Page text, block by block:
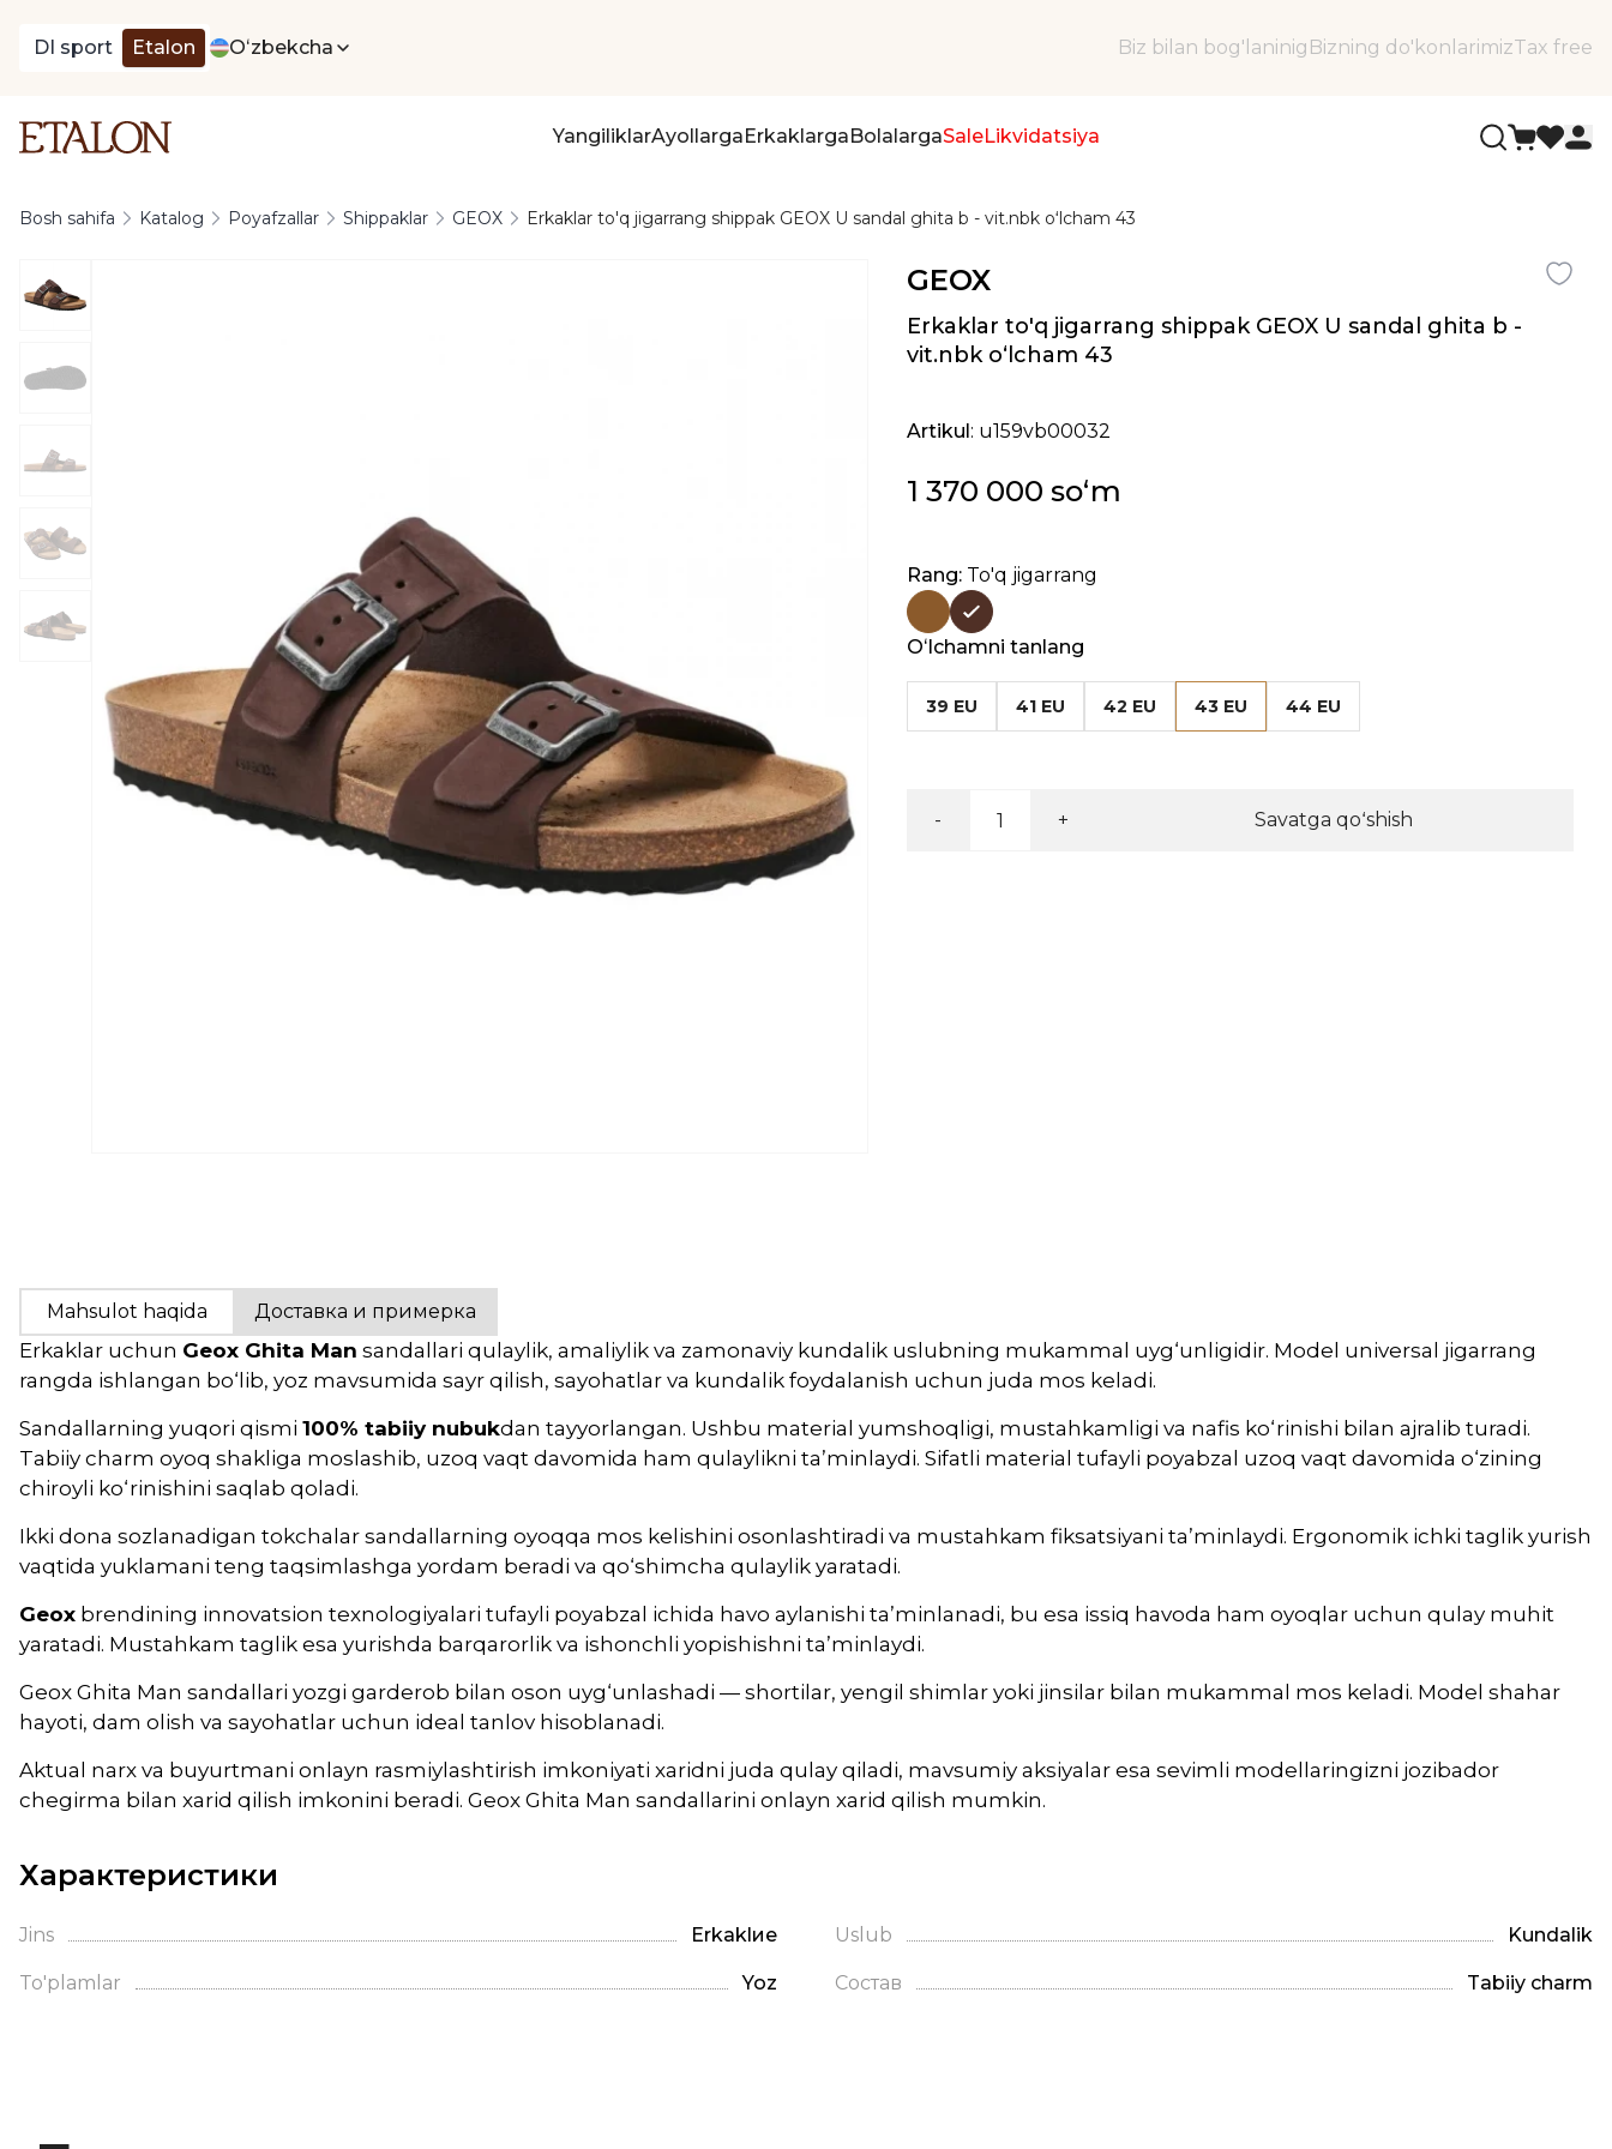
DI sport Etalon Oʻzbekcha Biz bilan bog'laninig Bizning do'konlarimizTax free
YangiliklarAyollargaErkaklargaBolalargaSaleLikvidatsiya
Bosh sahifa Katalog Poyafzallar Shippaklar GEOX Erkaklar to'q jigarrang shippak GEOX U sandal ghita b - vit.nbk oʻlcham 43
GEOX
Erkaklar to'q jigarrang shippak GEOX U sandal ghita b -
vit.nbk oʻlcham 43
Artikul: u159vb00032
1 370 000 soʻm
Rang: To'q jigarrang
Oʻlchamni tanlang
39 EU 41 EU 42 EU 43 EU 44 EU
- + Savatga qoʻshish
Mahsulot haqida Доставка и примерка
Erkaklar uchun Geox Ghita Man sandallari qulaylik, amaliylik va zamonaviy kundalik uslubning mukammal uyg‘unligidir. Model universal jigarrang
rangda ishlangan bo‘lib, yoz mavsumida sayr qilish, sayohatlar va kundalik foydalanish uchun juda mos keladi.
Sandallarning yuqori qismi 100% tabiiy nubukdan tayyorlangan. Ushbu material yumshoqligi, mustahkamligi va nafis ko‘rinishi bilan ajralib turadi.
Tabiiy charm oyoq shakliga moslashib, uzoq vaqt davomida ham qulaylikni ta’minlaydi. Sifatli material tufayli poyabzal uzoq vaqt davomida o‘zining
chiroyli ko‘rinishini saqlab qoladi.
Ikki dona sozlanadigan tokchalar sandallarning oyoqqa mos kelishini osonlashtiradi va mustahkam fiksatsiyani ta’minlaydi. Ergonomik ichki taglik yurish
vaqtida yuklamani teng taqsimlashga yordam beradi va qo‘shimcha qulaylik yaratadi.
Geox brendining innovatsion texnologiyalari tufayli poyabzal ichida havo aylanishi ta’minlanadi, bu esa issiq havoda ham oyoqlar uchun qulay muhit
yaratadi. Mustahkam taglik esa yurishda barqarorlik va ishonchli yopishishni ta’minlaydi.
Geox Ghita Man sandallari yozgi garderob bilan oson uyg‘unlashadi — shortilar, yengil shimlar yoki jinsilar bilan mukammal mos keladi. Model shahar
hayoti, dam olish va sayohatlar uchun ideal tanlov hisoblanadi.
Aktual narx va buyurtmani onlayn rasmiylashtirish imkoniyati xaridni juda qulay qiladi, mavsumiy aksiyalar esa sevimli modellaringizni jozibador
chegirma bilan xarid qilish imkonini beradi. Geox Ghita Man sandallarini onlayn xarid qilish mumkin.
Характеристики
Jins Erkaklие Uslub Kundalik
To'plamlar Yoz Состав Tabiiy charm